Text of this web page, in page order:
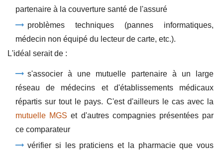
partenaire à la couverture santé de l'assuré
problèmes techniques (pannes informatiques,
médecin non équipé du lecteur de carte, etc.).
L'idéal serait de :
s'associer à une mutuelle partenaire à un large
réseau de médecins et d'établissements médicaux
répartis sur tout le pays. C'est d'ailleurs le cas avec la
mutuelle MGS et d'autres compagnies présentées par
ce comparateur
vérifier si les praticiens et la pharmacie que vous